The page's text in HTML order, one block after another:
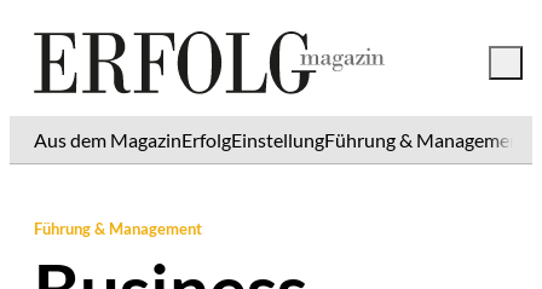
Aus dem MagazinErfolgEinstellungFührung & Management
Führung & Management